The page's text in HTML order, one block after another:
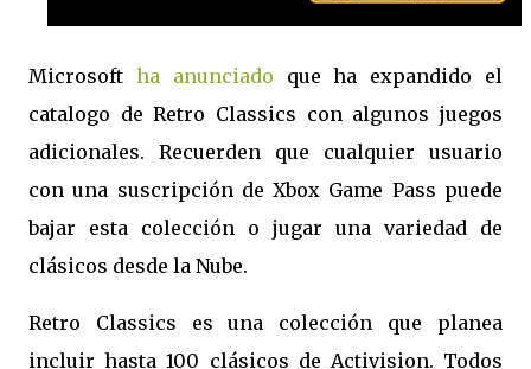
Microsoft ha anunciado que ha expandido el
catalogo de Retro Classics con algunos juegos
adicionales. Recuerden que cualquier usuario
con una suscripción de Xbox Game Pass puede
bajar esta colección o jugar una variedad de
clásicos desde la Nube.
Retro Classics es una colección que planea
incluir hasta 100 clásicos de Activision. Todos